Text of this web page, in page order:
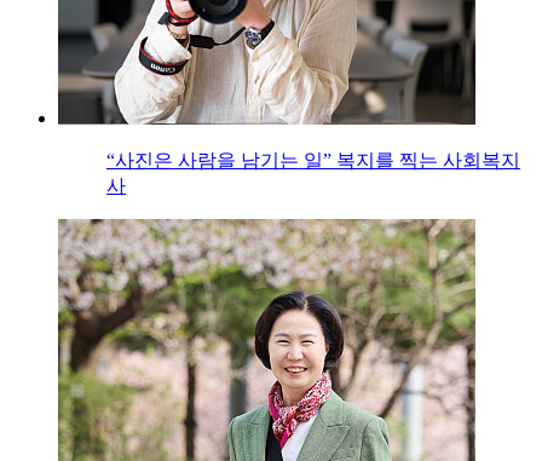
“사진은 사람을 남기는 일” 복지를 찍는 사회복지
사